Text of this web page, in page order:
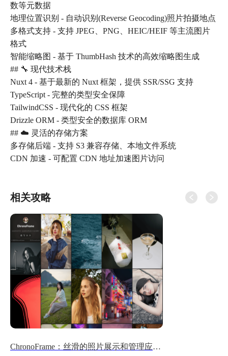
数等元数据
地理位置识别 - 自动识别(Reverse Geocoding)照片拍摄地点
多格式支持 - 支持 JPEG、PNG、HEIC/HEIF 等主流图片
格式
智能缩略图 - 基于 ThumbHash 技术的高效缩略图生成
## 🔧 现代技术栈
Nuxt 4 - 基于最新的 Nuxt 框架，提供 SSR/SSG 支持
TypeScript - 完整的类型安全保障
TailwindCSS - 现代化的 CSS 框架
Drizzle ORM - 类型安全的数据库 ORM
## ☁️ 灵活的存储方案
多存储后端 - 支持 S3 兼容存储、本地文件系统
CDN 加速 - 可配置 CDN 地址加速图片访问
相关攻略
ChronoFrame：丝滑的照片展示和管理应用，附地图API注册教程